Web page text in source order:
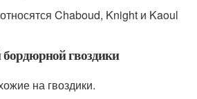
Chaboud, Knight и Kaoul
гвоздики